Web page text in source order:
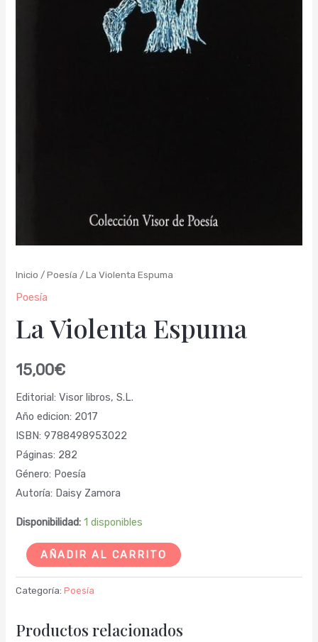
Inicio /Poesía / La Violenta Espuma
Poesía
La Violenta Espuma
15,00€
Editorial: Visor libros, S.L.
Año edicion: 2017
ISBN: 9788498953022
Páginas: 282
Género: Poesía
Autoría: Daisy Zamora
Disponibilidad: 1 disponibles
AÑADIR AL CARRITO
Categoría:Poesía
Productos relacionados